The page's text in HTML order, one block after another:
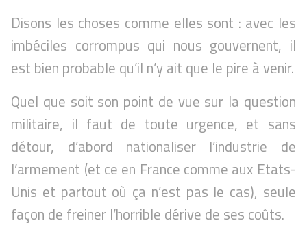
Disons les choses comme elles sont : avec les
imbéciles corrompus qui nous gouvernent, il
est bien probable qu’il n’y ait que le pire à venir.
Quel que soit son point de vue sur la question
militaire, il faut de toute urgence, et sans
détour, d’abord nationaliser l’industrie de
l’armement (et ce en France comme aux Etats-
Unis et partout où ça n’est pas le cas), seule
façon de freiner l’horrible dérive de ses coûts.